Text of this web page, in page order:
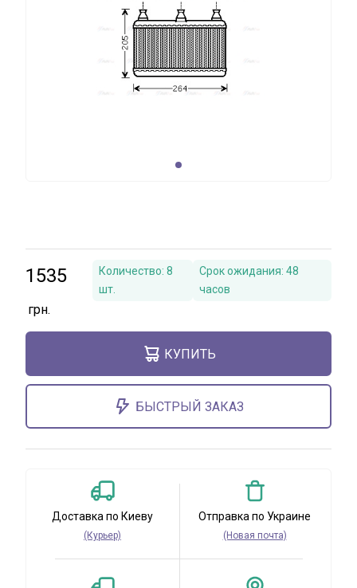
1535 Количество: 8
шт.
Срок ожидания:48
часов
КУПИТЬ
БЫСТРЫЙ ЗАКАЗ
Доставка по Киеву
(Курьер)
Отправка по Украине
(Новая почта)